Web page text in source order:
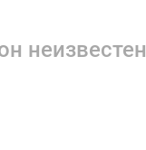
неизвестен